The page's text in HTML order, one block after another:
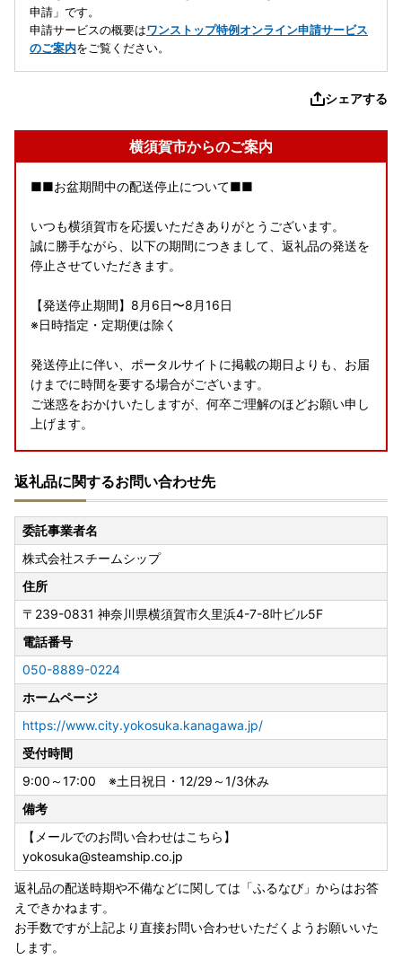
申請」です。
申請サービスの概要はワンストップ特例オンライン申請サービス
のご案内をご覧ください。
シェアする
横須賀市からのご案内
■■お盆期間中の配送停止について■■
いつも横須賀市を応援いただきありがとうございます。
誠に勝手ながら、以下の期間につきまして、返礼品の発送を
停止させていただきます。
【発送停止期間】8月6日〜8月16日
※日時指定・定期便は除く
発送停止に伴い、ポータルサイトに掲載の期日よりも、お届
けまでに時間を要する場合がございます。
ご迷惑をおかけいたしますが、何卒ご理解のほどお願い申し
上げます。
日頃より神奈川県横須賀市を応援いただきありがとうござい
ます。
この度、本市ふるさと納税におきまして、返礼品の配送会社
をこれまでのヤマト運輸から、主に佐川急便へと変更させて
いただくこととなりました。
※一部の返礼品につきましては、レターパック等での配送と
なる場合がございます。
配送会社の変更に伴い、ご不便・ご迷惑をおかけすることも
ございますが、何卒ご理解を賜りますようお願い申し上げま
す。
【注意喚起】
横須賀市の返礼品をかたる不審な行為にご注意ください
現在、「ふるなび」の名称やロゴ、横須賀市の返礼品名を不
正に使用し、SNS（Xなど）やLINE、メール等を通じて「キ
ャンペーン当選」などと称して金銭をだまし取ろうとする悪
質な手口が報告されています。
手口としては、少額の寄附や送金を条件に高額なキャッシュ
バックをうたうものが確認されております。実際に「PayPa
y」で複数回キャッシュバックを行い信用させたうえで、高
額な支払いを求め、最終的にキャッシュバックをせず連絡を
返礼品に関するお問い合わせ先
委託事業者名
株式会社スチームシップ
住所
〒239-0831 神奈川県横須賀市久里浜4-7-8叶ビル5F
電話番号
050-8889-0224
ホームページ
https://www.city.yokosuka.kanagawa.jp/
受付時間
9:00～17:00 ※土日祝日・12/29～1/3休み
備考
【メールでのお問い合わせはこちら】
yokosuka@steamship.co.jp
返礼品の配送時期や不備などに関しては「ふるなび」からはお答
えできかねます。
お手数ですが上記より直接お問い合わせいただくようお願いいた
します。